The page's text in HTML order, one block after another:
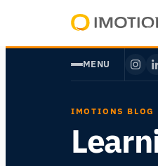
を
Human
MENU
IMOTIONS BLOG